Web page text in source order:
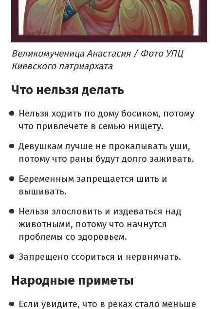
Великомученица Анастасия / Фото УПЦ
Киевского патриархата
Что нельзя делать
Нельзя ходить по дому босиком, потому
что привлечете в семью нищету.
Девушкам лучше не прокалывать уши,
потому что раны будут долго заживать.
Беременным запрещается шить и
вышивать.
Нельзя злословить и издеваться над
животными, потому что начнутся
проблемы со здоровьем.
Запрещено ссориться и нервничать.
Народные приметы
Если увидите, что в реках стало меньше